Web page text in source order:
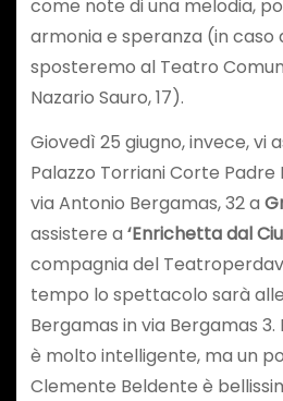
come note di una melodia,
armonia e speranza (in
sposteremo al Teatro
Nazario Sauro, 17).
Giovedì 25 giugno, invece, vi
Palazzo Torriani Corte Padre
via Antonio Bergamas, 32 a
assistere a ‘Enrichetta dal
compagnia del
tempo lo spettacolo sarà
Bergamas in via Bergamas
è molto intelligente, ma un
Clemente Beldente è